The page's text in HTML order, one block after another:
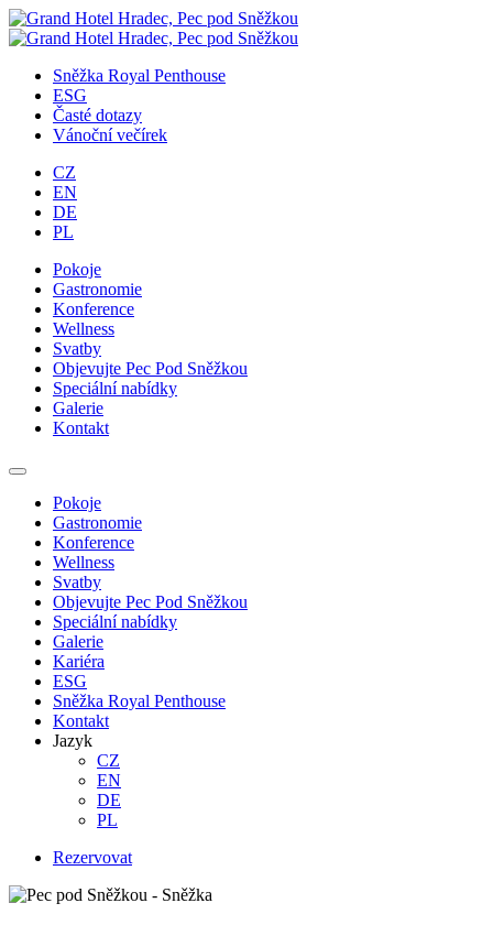
Přejít
na
Sněžka Royal Penthouse
ESG
Časté dotazy
Vánoční večírek
CZ
EN
DE
PL
Pokoje
Gastronomie
Konference
Wellness
Svatby
Objevujte Pec Pod Sněžkou
Speciální nabídky
Galerie
Kontakt
Pokoje
Gastronomie
Konference
Wellness
Svatby
Objevujte Pec Pod Sněžkou
Speciální nabídky
Galerie
Kariéra
ESG
Sněžka Royal Penthouse
Kontakt
Jazyk
CZ
EN
DE
PL
Rezervovat